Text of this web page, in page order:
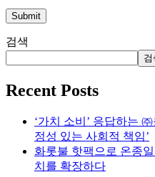
검색
검
Recent Posts
‘가치 소비’ 응답하는
정성 있는 사회적 책임’
화롯불 핫팩으로 온종
치를 확장하다